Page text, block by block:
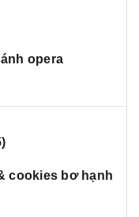
opera
cookies bơ hạnh